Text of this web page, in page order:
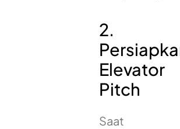
2.
Elevator
Pitch
Saat